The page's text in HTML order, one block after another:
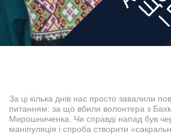
За ці кілька днів нас просто завалили
питанням: за що вбили волонтера з
Мирошниченка. Чи справді напад був
маніпуляція і спроба створити